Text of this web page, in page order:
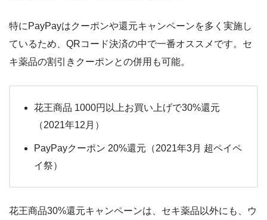
特にPayPayはクーポンや還元キャンペーンを多く実施し
ているため、QRコード決済の中で一番オススメです。セ
キ薬品の割引きクーポンとの併用も可能。
花王商品 1000円以上お買い上げで30%還元
（2021年12月）
PayPayクーポン 20%還元（2021年3月 超ペイペ
イ祭）
花王商品30%還元キャンペーンは、セキ薬品以外にも、ウ